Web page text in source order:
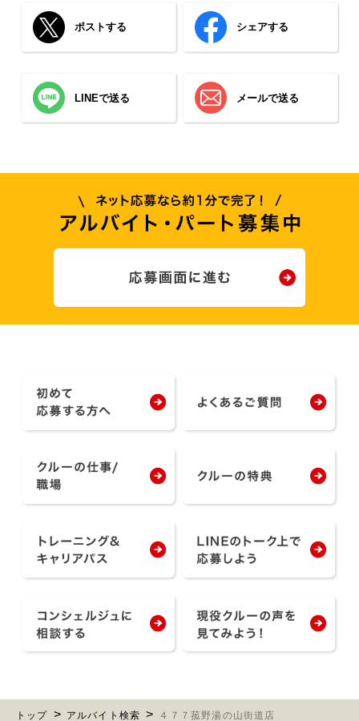
ポストする シェアする
LINEで送る メールで送る
トップ アルバイト検索 ４７７菰野湯の山街道店